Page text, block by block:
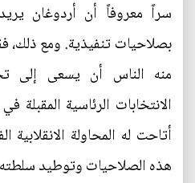
سراً معروفاً أن أردوغان
بصلاحيات تنفيذية. ومع ذلك،
منه الناس أن يسعى إلى
أتاحت له المحاولة
هذه الصلاحيات وتوطيد